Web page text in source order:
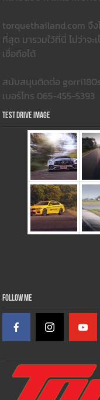
torquethailand.com จึง
ที่สุด มารวมใว้ที่นี่ ไม่ว่า
เชื่อถือได้
สนับสนุนติดต่อ
เบอร์โทร 065-455-5393
Test Drive Image
Follow Me